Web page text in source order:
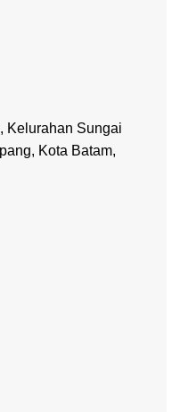
Kelurahan Sungai
Kota Batam,